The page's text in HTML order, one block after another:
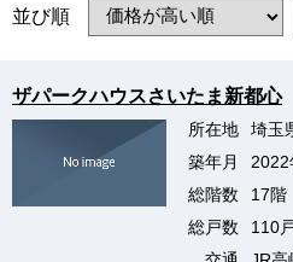
並び順
ザパークハウスさいたま新都心
所在地
埼玉
築年月
2022
総階数
17階
総戸数
110